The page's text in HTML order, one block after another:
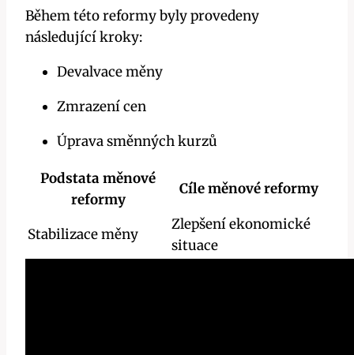
Během této reformy byly provedeny
následující kroky:
Devalvace měny
Zmrazení cen
Úprava směnných kurzů
Podstata měnové
reformy
Cíle měnové reformy
Stabilizace měny
Zlepšení ekonomické
situace